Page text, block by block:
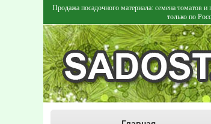
Продажа посадочного материала: семена
только по